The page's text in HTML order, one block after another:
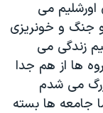
می
و جنگ و خونریزی
زندگی می
ها از هم جدا
می شدم
جامعه ها بسته